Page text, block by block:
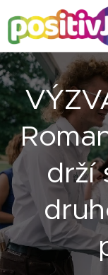
drží